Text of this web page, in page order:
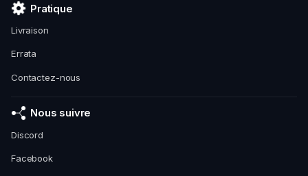
Pratique
Livraison
Errata
Contactez-nous
Nous suivre
Discord
Facebook